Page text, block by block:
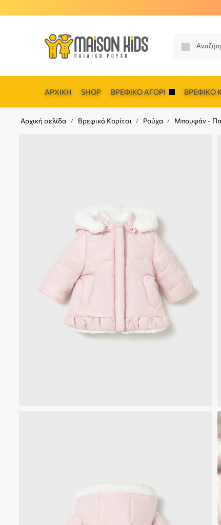
ΑΡΧΙΚΉ SHOP ΒΡΕΦΙΚΌ ΑΓΌΡΙ ΒΡΕΦΙΚΌ
Αρχική σελίδα / Βρεφικό Κορίτσι / Ρούχα / Μπουφάν -